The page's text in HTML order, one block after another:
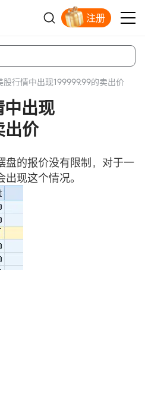
注册
股行情中出现199999.99的卖出价
出现
价
盘的报价没有限制，对于一
现这个情况。